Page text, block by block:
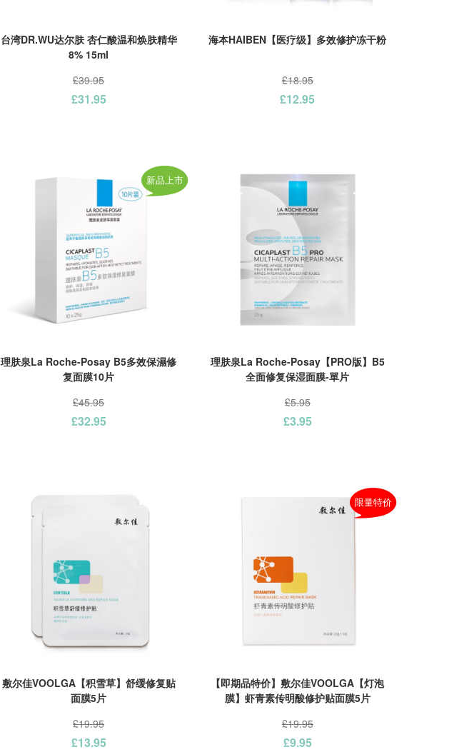
台湾DR.WU达尔肤 杏仁酸温和焕肤精华
8% 15ml
£39.95
£31.95
海本HAIBEN【医疗级】多效修护冻干粉
£18.95
£12.95
理肤泉La Roche-Posay B5多效保濕修
复面膜10片
新品上市
£45.95
£32.95
理肤泉La Roche-Posay【PRO版】B5
全面修复保湿面膜-單片
£5.95
£3.95
敷尔佳VOOLGA【积雪草】舒缓修复贴
面膜5片
£19.95
£13.95
【即期品特价】敷尔佳VOOLGA【灯泡
膜】虾青素传明酸修护贴面膜5片
限量特价
£19.95
£9.95